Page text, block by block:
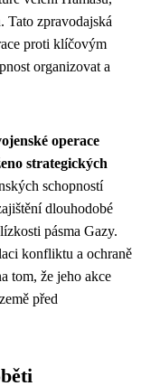
Tato zpravodajská
proti klíčovým
organizovat a
operace
strategických
schopností
dlouhodobé
pásma Gazy.
konfliktu a ochraně
tom, že jeho akce
před